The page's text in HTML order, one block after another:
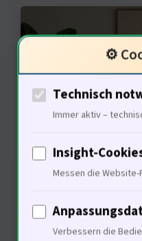
45% der
muss das
⚙️
Technisch
Immer aktiv –
Insight-
Messen die
Verbessern die